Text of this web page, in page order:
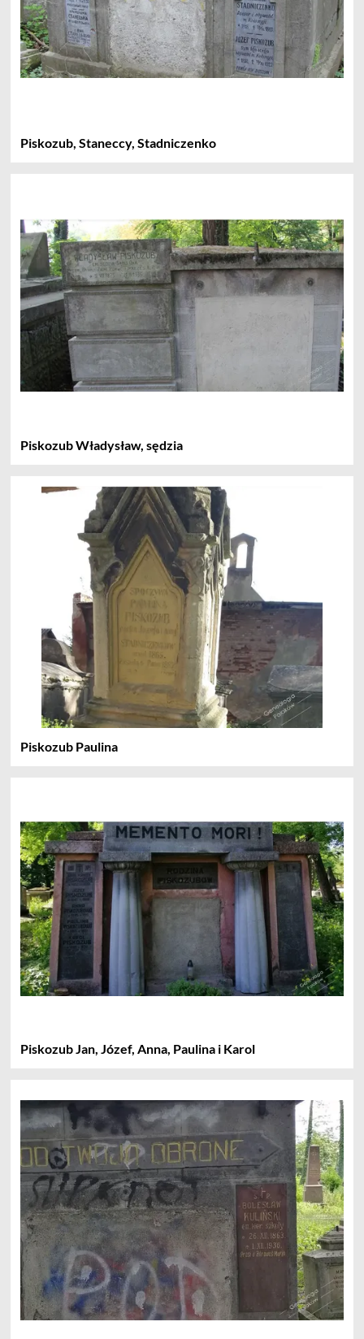
Piskozub, Staneccy, Stadniczenko
Piskozub Władysław, sędzia
Piskozub Paulina
Piskozub Jan, Józef, Anna, Paulina i Karol